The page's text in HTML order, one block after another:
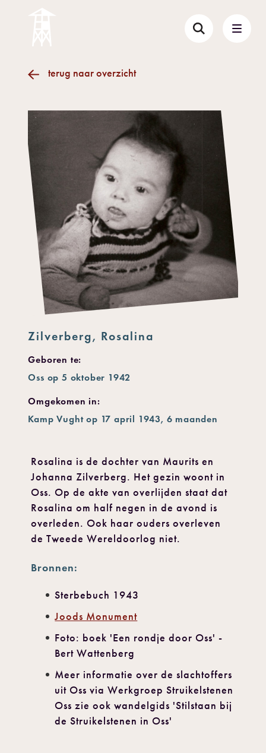
terug naar overzicht
Zilverberg, Rosalina
Geboren te:
Oss op 5 oktober 1942
Omgekomen in:
Kamp Vught op 17 april 1943, 6 maanden
Rosalina is de dochter van Maurits en
Johanna Zilverberg. Het gezin woont in
Oss. Op de akte van overlijden staat dat
Rosalina om half negen in de avond is
overleden. Ook haar ouders overleven
de Tweede Wereldoorlog niet.
Bronnen:
Sterbebuch 1943
Joods Monument
Foto: boek 'Een rondje door Oss' -
Bert Wattenberg
Meer informatie over de slachtoffers
uit Oss via Werkgroep Struikelstenen
Oss zie ook wandelgids 'Stilstaan bij
de Struikelstenen in Oss'